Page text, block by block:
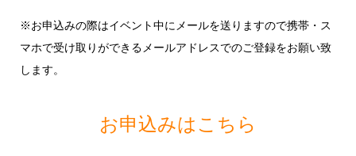
※お申込みの際はイベント中にメールを送りますので携帯・ス
マホで受け取りができるメールアドレスでのご登録をお願い致
します。
お申込みはこちら